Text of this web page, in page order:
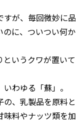
が、毎回微妙に品
に、ついつい何か
いうクワが置いて
わゆる「蘇」。
の、乳製品を原料と
味料やナッツ類を加